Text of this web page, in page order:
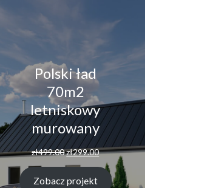
Polski ład
70m2
letniskowy
murowany
zł499.00Pierwotna
zł499.00.
zł299.00Aktualna
cena
wynosi:
zł299.00.
Zobacz projekt